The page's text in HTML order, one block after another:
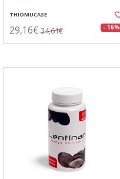
THIOMUCASE
29,16€ 34,61€ - 16%